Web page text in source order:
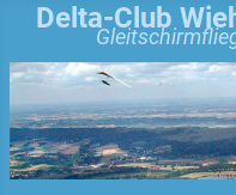
Delta-Club